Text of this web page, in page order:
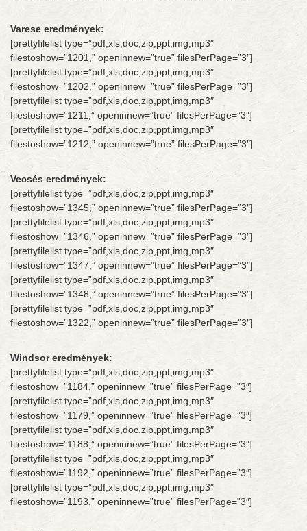
Varese eredmények:
[prettyfilelist type=”pdf,xls,doc,zip,ppt,img,mp3″
filestoshow=”1201,” openinnew=”true” filesPerPage=”3″]
[prettyfilelist type=”pdf,xls,doc,zip,ppt,img,mp3″
filestoshow=”1202,” openinnew=”true” filesPerPage=”3″]
[prettyfilelist type=”pdf,xls,doc,zip,ppt,img,mp3″
filestoshow=”1211,” openinnew=”true” filesPerPage=”3″]
[prettyfilelist type=”pdf,xls,doc,zip,ppt,img,mp3″
filestoshow=”1212,” openinnew=”true” filesPerPage=”3″]
Vecsés eredmények:
[prettyfilelist type=”pdf,xls,doc,zip,ppt,img,mp3″
filestoshow=”1345,” openinnew=”true” filesPerPage=”3″]
[prettyfilelist type=”pdf,xls,doc,zip,ppt,img,mp3″
filestoshow=”1346,” openinnew=”true” filesPerPage=”3″]
[prettyfilelist type=”pdf,xls,doc,zip,ppt,img,mp3″
filestoshow=”1347,” openinnew=”true” filesPerPage=”3″]
[prettyfilelist type=”pdf,xls,doc,zip,ppt,img,mp3″
filestoshow=”1348,” openinnew=”true” filesPerPage=”3″]
[prettyfilelist type=”pdf,xls,doc,zip,ppt,img,mp3″
filestoshow=”1322,” openinnew=”true” filesPerPage=”3″]
Windsor eredmények:
[prettyfilelist type=”pdf,xls,doc,zip,ppt,img,mp3″
filestoshow=”1184,” openinnew=”true” filesPerPage=”3″]
[prettyfilelist type=”pdf,xls,doc,zip,ppt,img,mp3″
filestoshow=”1179,” openinnew=”true” filesPerPage=”3″]
[prettyfilelist type=”pdf,xls,doc,zip,ppt,img,mp3″
filestoshow=”1188,” openinnew=”true” filesPerPage=”3″]
[prettyfilelist type=”pdf,xls,doc,zip,ppt,img,mp3″
filestoshow=”1192,” openinnew=”true” filesPerPage=”3″]
[prettyfilelist type=”pdf,xls,doc,zip,ppt,img,mp3″
filestoshow=”1193,” openinnew=”true” filesPerPage=”3″]